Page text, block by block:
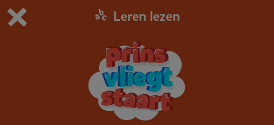
Dit is de gratis demo van Squla.
Bestel nu
0 1
Leren lezen